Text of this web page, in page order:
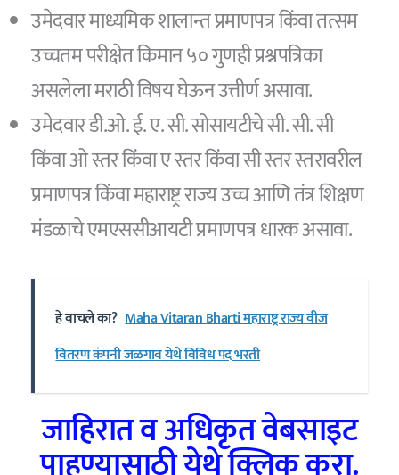
उमेदवार माध्यमिक शालान्त प्रमाणपत्र किंवा तत्सम
उच्चतम परीक्षेत किमान ५० गुणही प्रश्नपत्रिका
असलेला मराठी विषय घेऊन उत्तीर्ण असावा.
उमेदवार डी.ओ. ई. ए. सी. सोसायटीचे सी. सी. सी
किंवा ओ स्तर किंवा ए स्तर किंवा सी स्तर स्तरावरील
प्रमाणपत्र किंवा महाराष्ट्र राज्य उच्च आणि तंत्र शिक्षण
मंडळाचे एमएससीआयटी प्रमाणपत्र धारक असावा.
हे वाचले का? Maha Vitaran Bharti महाराष्ट्र राज्य वीज
वितरण कंपनी जळगाव येथे विविध पद भरती
जाहिरात व अधिकृत वेबसाइट